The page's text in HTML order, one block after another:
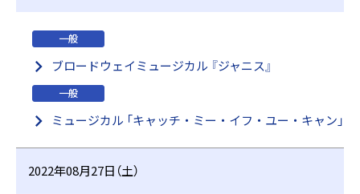
一般
ブロードウェイミュージカル 『ジャニス』
一般
ミュージカル 「キャッチ・ミー・イフ・ユー・キャン」
2022年08月27日（土）